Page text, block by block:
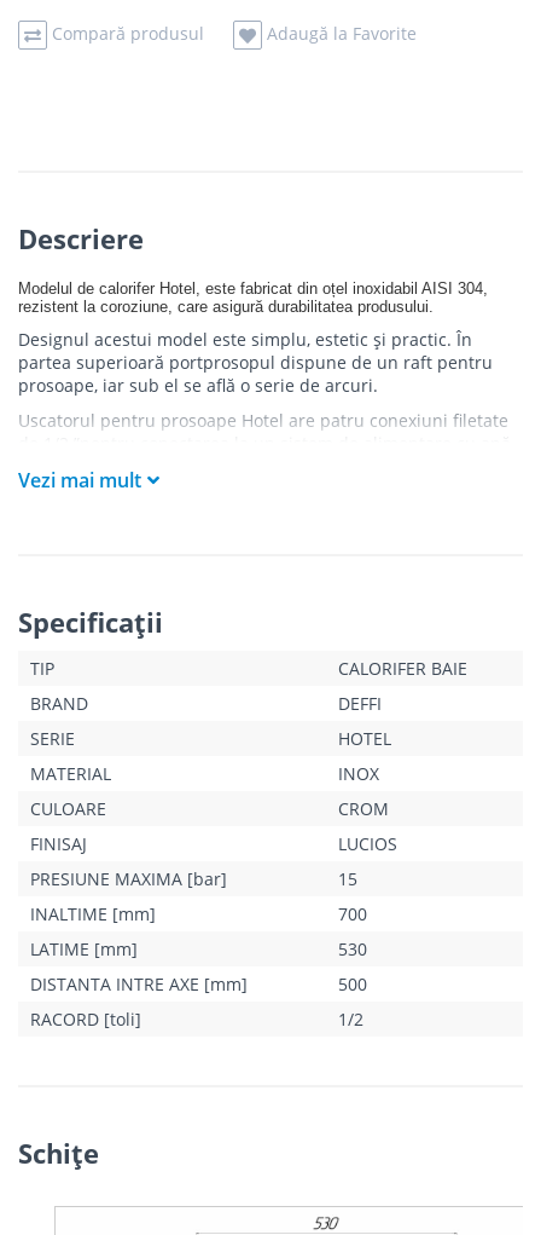
Compară produsul Adaugă la Favorite
Descriere
Modelul de calorifer Hotel, este fabricat din oțel inoxidabil AISI 304,
rezistent la coroziune, care asigură durabilitatea produsului.
Designul acestui model este simplu, estetic și practic. În
partea superioară portprosopul dispune de un raft pentru
prosoape, iar sub el se află o serie de arcuri.
Uscatorul pentru prosoape Hotel are patru conexiuni filetate
caldă, este echipat cu patru suporturi de fixare, dopuri de 1/2”
și dezaerator manual.
Vezi mai mult
Specificaţii
TIP
CALORIFER BAIE
BRAND
DEFFI
SERIE
HOTEL
MATERIAL
INOX
CULOARE
CROM
FINISAJ
LUCIOS
PRESIUNE MAXIMA [bar]
15
INALTIME [mm]
700
LATIME [mm]
530
DISTANTA INTRE AXE [mm]
500
RACORD [toli]
1/2
Schiţe